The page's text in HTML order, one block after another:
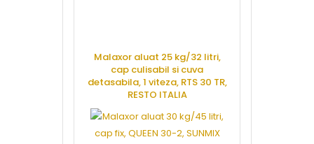
Malaxor aluat 25 kg/32 litri,
cap culisabil si cuva
detasabila, 1 viteza, RTS 30 TR,
RESTO ITALIA
CERE OFERTA